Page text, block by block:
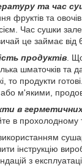
та час
фруктів та
Час сушки
це займає від
продуктів .
шматочків та
то продукти
м'якими,
в
в прохолодному
інструкцію
з